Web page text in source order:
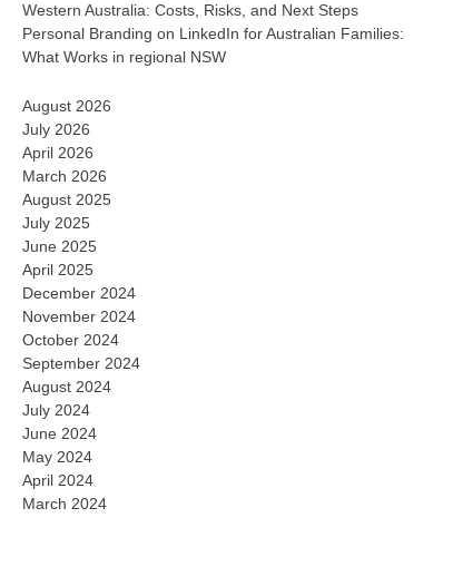
Western Australia: Costs, Risks, and Next Steps
Personal Branding on LinkedIn for Australian Families:
What Works in regional NSW
August 2026
July 2026
April 2026
March 2026
August 2025
July 2025
June 2025
April 2025
December 2024
November 2024
October 2024
September 2024
August 2024
July 2024
June 2024
May 2024
April 2024
March 2024